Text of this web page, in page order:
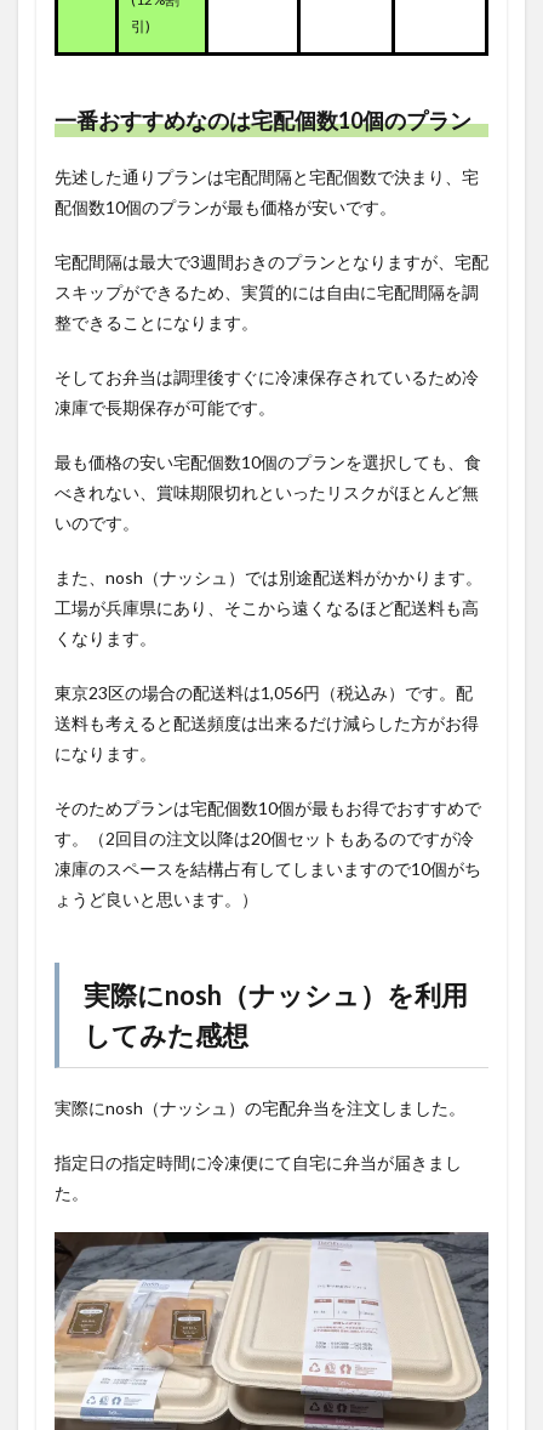
引)
一番おすすめなのは宅配個数10個のプラン
先述した通りプランは宅配間隔と宅配個数で決まり、宅
配個数10個のプランが最も価格が安いです。
宅配間隔は最大で3週間おきのプランとなりますが、宅配
スキップができるため、実質的には自由に宅配間隔を調
整できることになります。
そしてお弁当は調理後すぐに冷凍保存されているため冷
凍庫で長期保存が可能です。
最も価格の安い宅配個数10個のプランを選択しても、食
べきれない、賞味期限切れといったリスクがほとんど無
いのです。
また、nosh（ナッシュ）では別途配送料がかかります。
工場が兵庫県にあり、そこから遠くなるほど配送料も高
くなります。
東京23区の場合の配送料は1,056円（税込み）です。配
送料も考えると配送頻度は出来るだけ減らした方がお得
になります。
そのためプランは宅配個数10個が最もお得でおすすめで
す。（2回目の注文以降は20個セットもあるのですが冷
凍庫のスペースを結構占有してしまいますので10個がち
ょうど良いと思います。）
実際にnosh（ナッシュ）を利用
してみた感想
実際にnosh（ナッシュ）の宅配弁当を注文しました。
指定日の指定時間に冷凍便にて自宅に弁当が届きまし
た。